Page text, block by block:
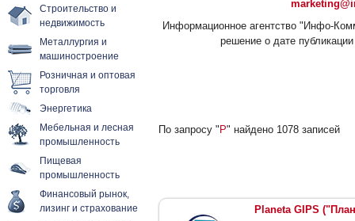
Строительство и
недвижимость
Металлургия и
машиностроение
Розничная и оптовая
торговля
Энергетика
Мебельная и лесная
промышленность
Пищевая
промышленность
Финансовый рынок,
лизинг и страхование
Информационное агентство "Инфо-
решение о дате
По запросу " P" найдено 1078 записей
Planeta GIPS